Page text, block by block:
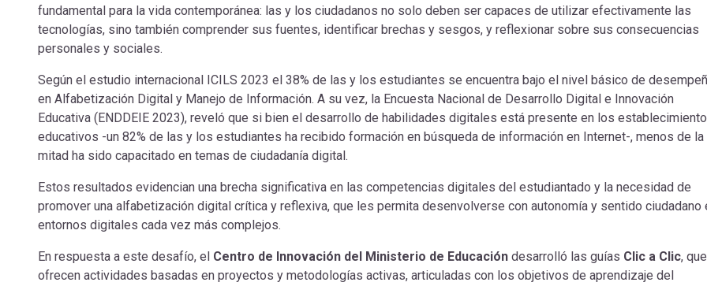
fundamental para la vida contemporánea: las y los ciudadanos no solo deben ser capaces de utilizar efectivamente las
tecnologías, sino también comprender sus fuentes, identificar brechas y sesgos, y reflexionar sobre sus consecuencias
personales y sociales.
Según el estudio internacional ICILS 2023 el 38% de las y los estudiantes se encuentra bajo el nivel básico de
en Alfabetización Digital y Manejo de Información. A su vez, la Encuesta Nacional de Desarrollo Digital e Innovación
Educativa (ENDDEIE 2023), reveló que si bien el desarrollo de habilidades digitales está presente en los
educativos -un 82% de las y los estudiantes ha recibido formación en búsqueda de información en Internet-, menos de la
mitad ha sido capacitado en temas de ciudadanía digital.
Estos resultados evidencian una brecha significativa en las competencias digitales del estudiantado y la necesidad de
promover una alfabetización digital crítica y reflexiva, que les permita desenvolverse con autonomía y sentido ciudadano
entornos digitales cada vez más complejos.
En respuesta a este desafío, el Centro de Innovación del Ministerio de Educación desarrolló las guías Clic a Clic, que
ofrecen actividades basadas en proyectos y metodologías activas, articuladas con los objetivos de aprendizaje del